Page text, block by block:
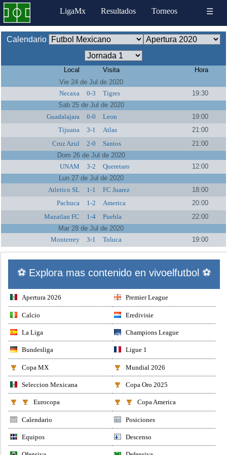
LigaMx Resultados Torneos ☰
Calendario
Local Visita
Hora
Vie 24 de Jul de 2020
Necaxa
0-3 Tigres
19:30
Sab 25 de Jul de 2020
Guadalajara
0-0 Leon
19:00
Tijuana
3-1 Atlas
21:00
Cruz Azul
2-0 Santos
21:00
Dom 26 de Jul de 2020
UNAM
3-2 Queretaro
12:00
Lun 27 de Jul de 2020
Atletico SL
1-1 FC Juarez
18:00
Pachuca
1-2 America
20:00
Mazatlan FC
1-4 Puebla
22:00
Mar 28 de Jul de 2020
Monterrey
3-1 Toluca 19:00
⚽ Explora mas contenido en vivoelfutbol ⚽
Apertura 2026 Premier League
Calcio Eredivisie
La Liga Champions League
Bundesliga Ligue 1
Copa MX Mundial 2026
Seleccion Mexicana Copa Oro 2025
Eurocopa Copa America
Calendario Posiciones
Equipos Descenso